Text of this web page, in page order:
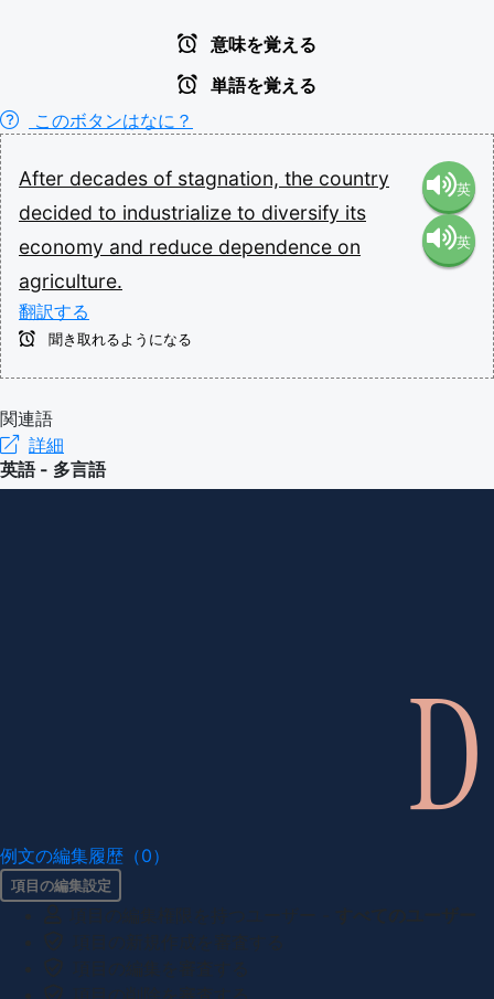
意味を覚える
単語を覚える
このボタンはなに？
After decades of stagnation, the country
decided to industrialize to diversify its
economy and reduce dependence on
agriculture.
翻訳する
英
語（米
英
聞き取れるようになる
関連語
詳細
英語 - 多言語
例文の編集履歴（0）
項目の編集設定